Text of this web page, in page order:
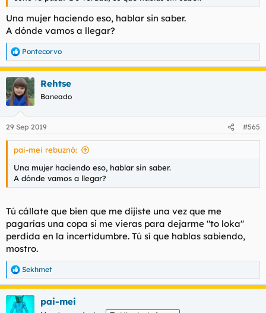
Una mujer haciendo eso, hablar sin saber.
A dónde vamos a llegar?
R
e
a
c
c
i
e
s
Pontecorvo
Rehtse
Baneado
29 Sep 2019 #565
pai-mei rebuznó:
Una mujer haciendo eso, hablar sin saber.
A dónde vamos a llegar?
Tú cállate que bien que me dijiste una vez que me
pagarías una copa si me vieras para dejarme "to loka"
perdida en la incertidumbre. Tú sí que hablas sabiendo,
mostro.
R
e
a
c
c
Sekhmet
pai-mei